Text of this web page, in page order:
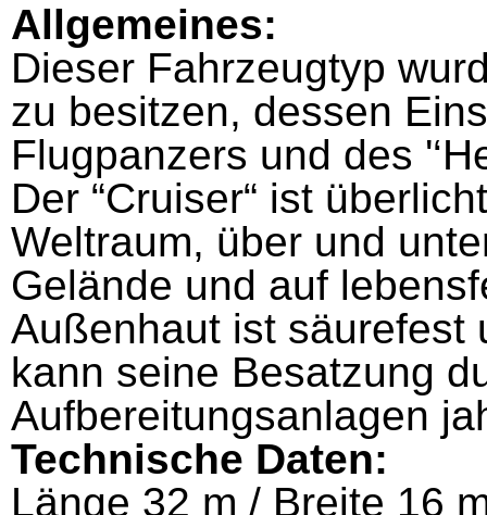
Allgemeines:
Dieser Fahrzeugtyp
zu besitzen, dessen
Flugpanzers und des
Der “Cruiser“ ist
Weltraum, über und
Gelände und auf
Außenhaut ist säurefest
kann seine Besatzung
Aufbereitungsanlagen
Technische Daten:
Länge 32 m / Breite 16